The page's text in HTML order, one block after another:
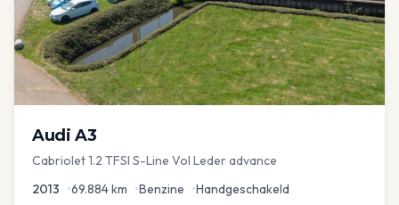
Audi A3
Cabriolet 1.2 TFSI S-Line Vol Leder advance
2013 •69.884km •Benzine •Handgeschakeld